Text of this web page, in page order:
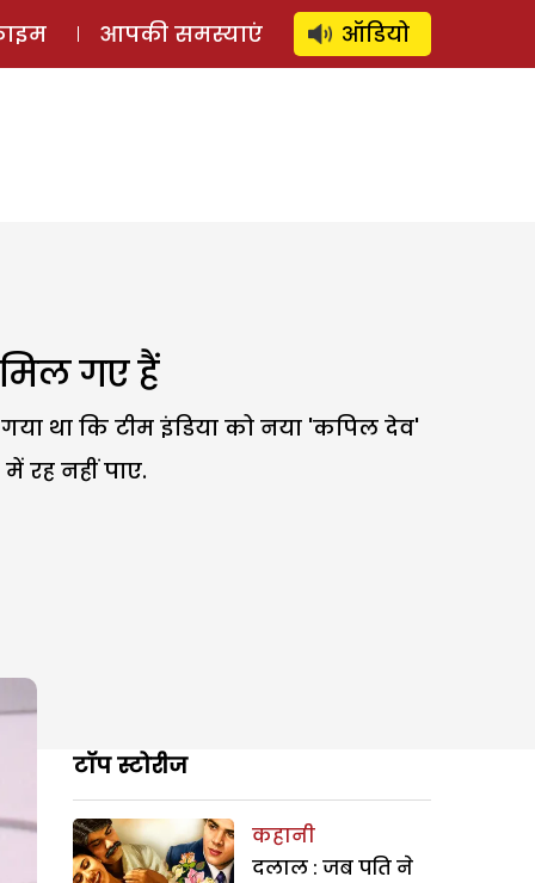
लॉग इन ⚲ SUBSCRIBE
आपकी समस्याएं ऑडियो
गए हैं
था कि टीम इंडिया को नया 'कपिल देव'
रह नहीं पाए.
टॉप स्टोरीज
कहानी
दलाल : जब पति ने